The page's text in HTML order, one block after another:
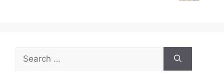
Search
for: